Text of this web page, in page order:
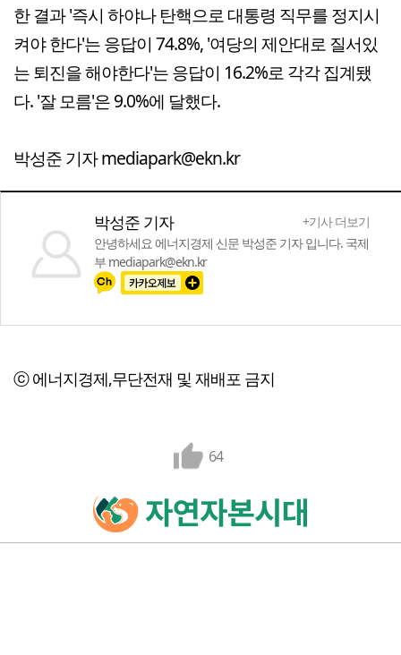
한 결과 '즉시 하야나 탄핵으로 대통령 직무를 정지시
켜야 한다'는 응답이 74.8%, '여당의 제안대로 질서있
는 퇴진을 해야한다'는 응답이 16.2%로 각각 집계됐
다. '잘 모름'은 9.0%에 달했다.
박성준 기자 mediapark@ekn.kr
박성준 기자
+기사 더보기
안녕하세요 에너지경제 신문 박성준 기자 입니다. 국제
부 mediapark@ekn.kr
ⓒ 에너지경제,무단전재 및 재배포 금지
64